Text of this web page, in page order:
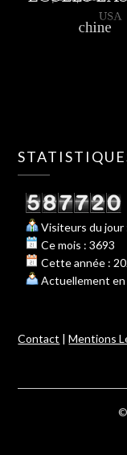
Visiteurs du jour
Ce mois : 3693
Cette année :
Actuellement en
Contact |Mentions